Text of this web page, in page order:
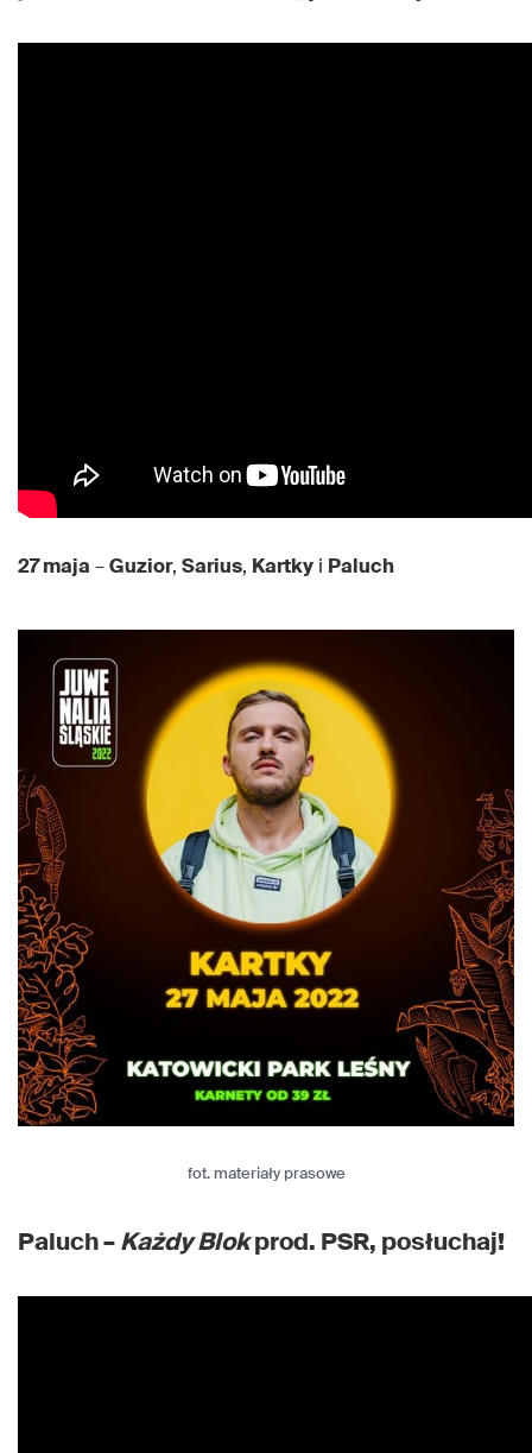
27 maja –Guzior, Sarius, Kartky i Paluch
fot. materiały prasowe
Paluch –Każdy Blokprod. PSR, posłuchaj!